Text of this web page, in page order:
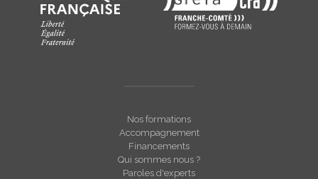
Nos formations
Accompagnement
Financements
Qui sommes nous ?
Paroles d'experts